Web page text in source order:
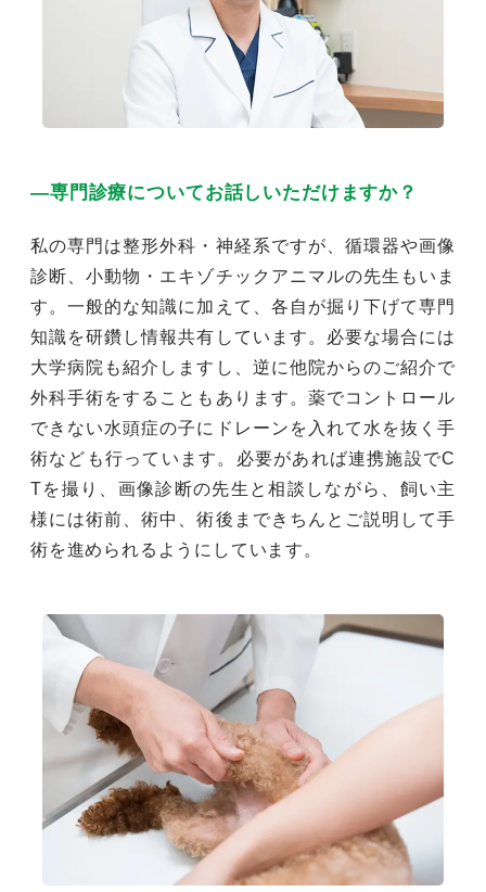
―専門診療についてお話しいただけますか？
私の専門は整形外科・神経系ですが、循環器や画像
診断、小動物・エキゾチックアニマルの先生もいま
す。一般的な知識に加えて、各自が掘り下げて専門
知識を研鑽し情報共有しています。必要な場合には
大学病院も紹介しますし、逆に他院からのご紹介で
外科手術をすることもあります。薬でコントロール
できない水頭症の子にドレーンを入れて水を抜く手
術なども行っています。必要があれば連携施設でC
Tを撮り、画像診断の先生と相談しながら、飼い主
様には術前、術中、術後まできちんとご説明して手
術を進められるようにしています。